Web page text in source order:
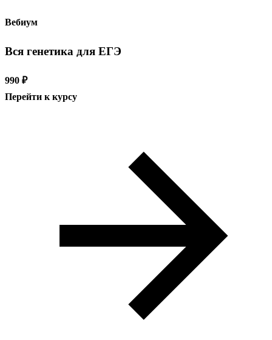
Вебиум
Вся генетика для ЕГЭ
990 ₽
Перейти к курсу